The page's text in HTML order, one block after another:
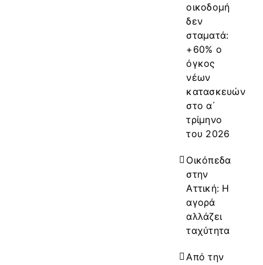
οικοδομή
δεν
σταματά:
+60% ο
όγκος
νέων
κατασκευών
στο α΄
τρίμηνο
του 2026
Οικόπεδα
στην
Αττική: Η
αγορά
αλλάζει
ταχύτητα
Από την